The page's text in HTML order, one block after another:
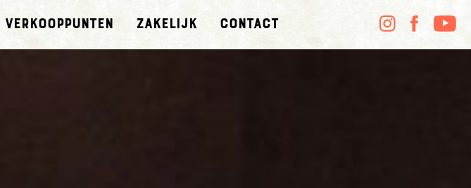
Verkooppunten Zakelijk Contact